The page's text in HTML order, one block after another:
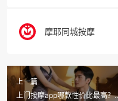
摩耶同城按摩
上一篇
上门按摩app哪款性价比最高？